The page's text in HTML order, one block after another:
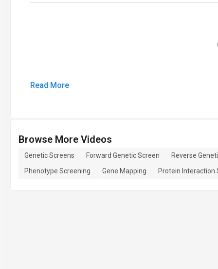
Read More
Browse More Videos
Genetic Screens Forward Genetic Screen
Reverse
Phenotype Screening
Gene Mapping Protein Interaction